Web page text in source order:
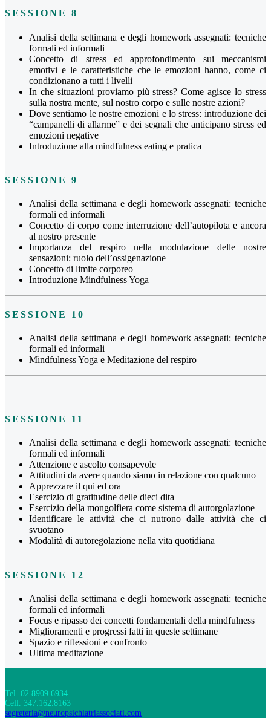
SESSIONE 8
Analisi della settimana e degli homework assegnati: tecniche
formali ed informali
Concetto di stress ed approfondimento sui meccanismi
emotivi e le caratteristiche che le emozioni hanno, come ci
condizionano a tutti i livelli
In che situazioni proviamo più stress? Come agisce lo stress
sulla nostra mente, sul nostro corpo e sulle nostre azioni?
Dove sentiamo le nostre emozioni e lo stress: introduzione dei
“campanelli di allarme” e dei segnali che anticipano stress ed
emozioni negative
Introduzione alla mindfulness eating e pratica
SESSIONE 9
Analisi della settimana e degli homework assegnati: tecniche
formali ed informali
Concetto di corpo come interruzione dell’autopilota e ancora
al nostro presente
Importanza del respiro nella modulazione delle nostre
sensazioni: ruolo dell’ossigenazione
Concetto di limite corporeo
Introduzione Mindfulness Yoga
SESSIONE 10
Analisi della settimana e degli homework assegnati: tecniche
formali ed informali
Mindfulness Yoga e Meditazione del respiro
SESSIONE 11
Analisi della settimana e degli homework assegnati: tecniche
formali ed informali
Attenzione e ascolto consapevole
Attitudini da avere quando siamo in relazione con qualcuno
Apprezzare il qui ed ora
Esercizio di gratitudine delle dieci dita
Esercizio della mongolfiera come sistema di autorgolazione
Identificare le attività che ci nutrono dalle attività che ci
svuotano
Modalità di autoregolazione nella vita quotidiana
SESSIONE 12
Analisi della settimana e degli homework assegnati: tecniche
formali ed informali
Focus e ripasso dei concetti fondamentali della mindfulness
Miglioramenti e progressi fatti in queste settimane
Spazio e riflessioni e confronto
Ultima meditazione
Tel. 02.8909.6934
Cell. 347.162.8163
segreteria@neuropsichiatriassociati.com